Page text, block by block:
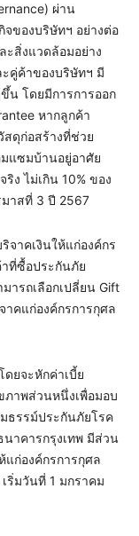
ผ่าน
ของบริษัทฯ อย่างต่อ
ะสิ่งแวดล้อมอย่าง
คู่ค้าของบริษัทฯ มี
น โดยมีการการออก
หากลูกค้า
สดุก่อสร้างที่ช่วย
แซมบ้านอยู่อาศัย
ง ไม่เกิน 10% ของ
มาสที่ 3 ปี 2567
จาคเงินให้แก่องค์กร
ที่ซื้อประกันภัย
ารถเลือกเปลี่ยน Gift
คแก่องค์กรการกุศล
ยจะหักค่าเบี้ย
าพส่วนหนึ่งเพื่อมอบ
ธรรม์ประกันภัยโรค
นาคารกรุงเทพ มีส่วน
แก่องค์กรการกุศล
ริ่มวันที่ 1 มกราคม